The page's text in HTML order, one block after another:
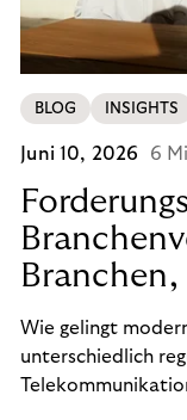
BLOG INSIGHTS
Juni 10, 2026 6
Branchen,
Wie gelingt
unterschiedlich